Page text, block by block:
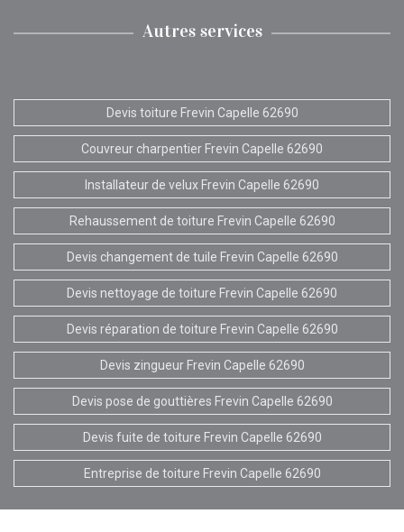
Autres services
Devis toiture Frevin Capelle 62690
Couvreur charpentier Frevin Capelle 62690
Installateur de velux Frevin Capelle 62690
Rehaussement de toiture Frevin Capelle 62690
Devis changement de tuile Frevin Capelle 62690
Devis nettoyage de toiture Frevin Capelle 62690
Devis réparation de toiture Frevin Capelle 62690
Devis zingueur Frevin Capelle 62690
Devis pose de gouttières Frevin Capelle 62690
Devis fuite de toiture Frevin Capelle 62690
Entreprise de toiture Frevin Capelle 62690